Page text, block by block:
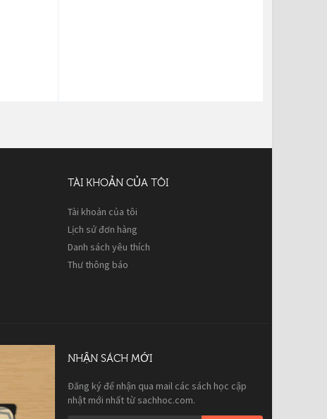
TÀI KHOẢN CỦA TÔI
Tài khoản của tôi
Lịch sử đơn hàng
Danh sách yêu thích
Thư thông báo
NHẬN SÁCH MỚI
Đăng ký để nhận qua mail các sách học cập
nhật mới nhất từ sachhoc.com.